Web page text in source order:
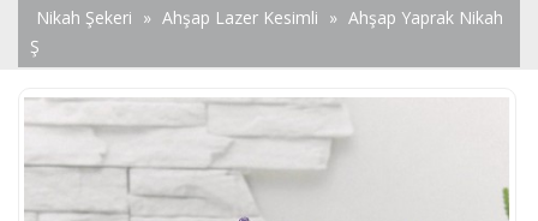
Nikah Şekeri » Ahşap Lazer Kesimli » Ahşap Yaprak Nikah
Ş